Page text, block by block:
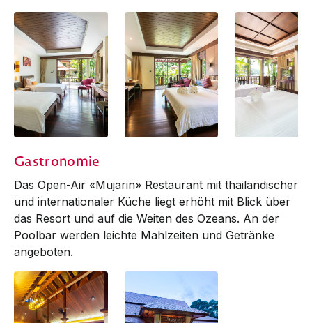
Gastronomie
Das Open-Air «Mujarin» Restaurant mit thai­ländischer
und internationaler Küche liegt erhöht mit Blick über
das Resort und auf die Weiten des Ozeans. An der
Poolbar werden leichte Mahlzeiten und Getränke
angeboten.